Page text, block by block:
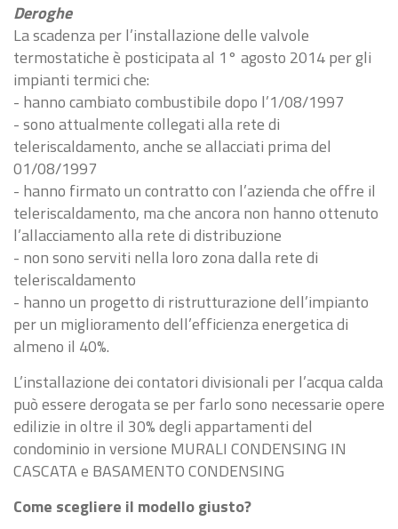
Deroghe
La scadenza per l’installazione delle valvole
termostatiche è posticipata al 1° agosto 2014 per gli
impianti termici che:
- hanno cambiato combustibile dopo l’1/08/1997
- sono attualmente collegati alla rete di
teleriscaldamento, anche se allacciati prima del
01/08/1997
- hanno firmato un contratto con l’azienda che offre il
teleriscaldamento, ma che ancora non hanno ottenuto
l’allacciamento alla rete di distribuzione
- non sono serviti nella loro zona dalla rete di
teleriscaldamento
- hanno un progetto di ristrutturazione dell’impianto
per un miglioramento dell’efficienza energetica di
almeno il 40%.
L’installazione dei contatori divisionali per l’acqua calda
può essere derogata se per farlo sono necessarie opere
edilizie in oltre il 30% degli appartamenti del
condominio in versione MURALI CONDENSING IN
CASCATA e BASAMENTO CONDENSING
Come scegliere il modello giusto?